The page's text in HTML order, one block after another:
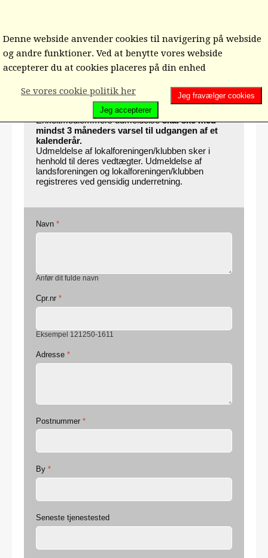
Hjem Ind/ud-meldelse/Ændring Udmeldelse
§ 5 UDMELDELSE.
Enkeltmedlemmers udmeldelseskal ske med
mindst 3 måneders varsel til udgangen af et
kalenderår.
Udmeldelse af lokalforeningen/klubben sker i
henhold til deres vedtægter. Udmeldelse af
landsforeningen og lokalforeningen/klubben
registreres ved gensidig underretning.
Navn *
Anfør dit fulde navn
Cpr.nr *
Eksempel 121250-1611
Adresse *
Postnummer *
By *
Seneste tjenestested
Denne webside anvender cookies til navigering på webside
og andre funktioner. Ved at benytte vores webside
accepterer du at cookies placeres på din enhed
Se vores cookie politik her
Jeg fravælger cookies
Jeg accepterer